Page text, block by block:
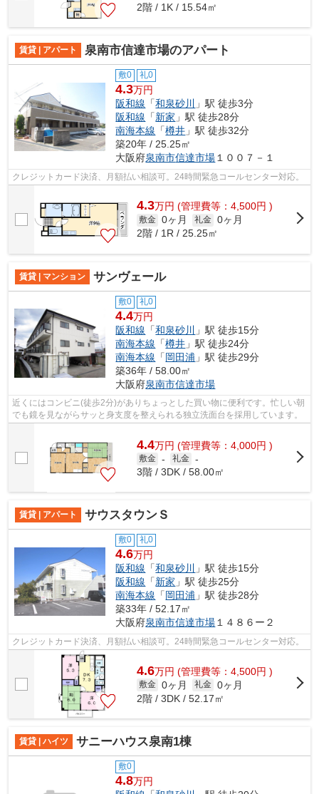
2階 / 1K / 15.54㎡
賃貸 | アパート 泉南市信達市場のアパート
敷0 礼0
4.3万円
阪和線 「和泉砂川
」駅 徒歩3分
阪和線 「新家 」駅 徒歩28分
南海本線 「樽井 」駅 徒歩32分
築20年 / 25.25㎡
大阪府泉南市信達市場 １００７－１
クレジットカード決済、月額払い相談可。24時間緊急コールセンター対応。
4.3万円 (管理費等：4,500円 )
敷金 0ヶ月 礼金 0ヶ月
2階 / 1R / 25.25㎡
賃貸 | マンション サンヴェール
敷0 礼0
4.4万円
阪和線 「和泉砂川 」駅 徒歩15分
南海本線 「樽井 」駅 徒歩24分
南海本線 「岡田浦 」駅 徒歩29分
築36年 / 58.00㎡
大阪府泉南市信達市場
近くにはコンビニ(徒歩2分)がありちょっとした買い物に便利です。忙しい朝
でも鏡を見ながらサッと身支度を整えられる独立洗面台を採用しています。
4.4万円 (管理費等：4,000円 )
敷金 - 礼金 -
3階 / 3DK / 58.00㎡
賃貸 | アパート サウスタウンＳ
敷0 礼0
4.6万円
阪和線 「和泉砂川
」駅 徒歩15分
阪和線 「新家 」駅 徒歩25分
南海本線 「岡田浦 」駅 徒歩28分
築33年 / 52.17㎡
大阪府泉南市信達市場１４８６ー２
クレジットカード決済、月額払い相談可。24時間緊急コールセンター対応。
4.6万円 (管理費等：4,500円 )
敷金 0ヶ月 礼金 0ヶ月
2階 / 3DK / 52.17㎡
賃貸 | ハイツ サニーハウス泉南1棟
敷0
4.8万円